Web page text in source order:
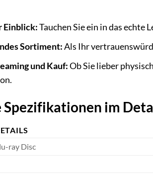
Einblick:Tauchen Sie ein in das echte
Sortiment:Als Ihr
und Kauf:Ob Sie lieber
Spezifikationen im
ray Disc